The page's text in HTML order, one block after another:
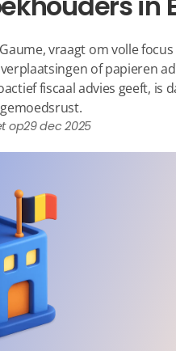
vraagt om volle focus
of papieren
fiscaal advies geeft, is
op29 dec 2025